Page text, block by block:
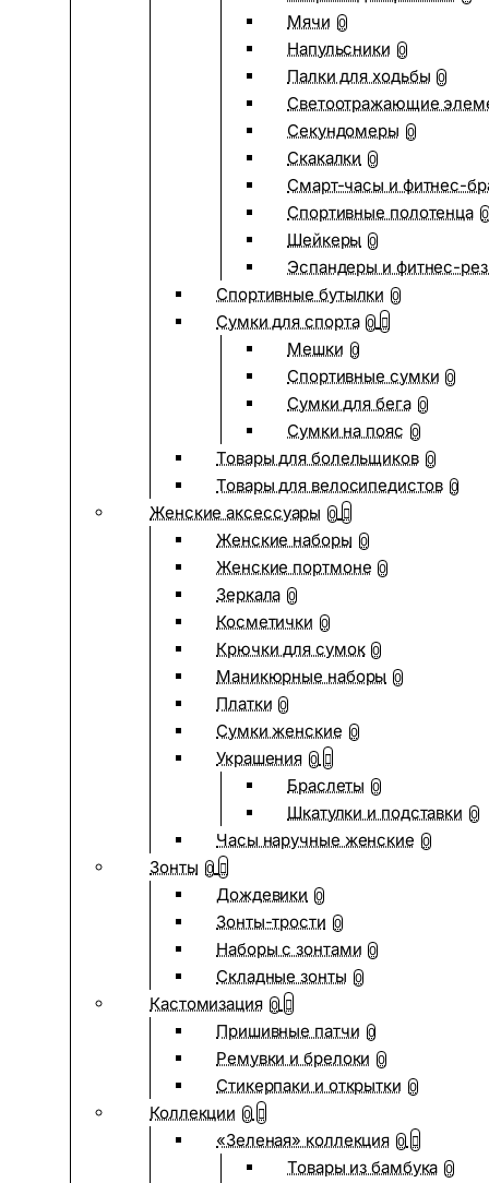
Мячи 0
Напульсники 0
Палки для ходьбы 0
Светоотражающие
Секундомеры 0
Скакалки 0
Смарт-часы и фитнес-
Спортивные полотенца 0
Шейкеры 0
Эспандеры и фитнес-
Спортивные бутылки 0
Сумки для спорта 0
Мешки 0
Спортивные сумки 0
Сумки для бега 0
Сумки на пояс 0
Товары для болельщиков 0
Товары для велосипедистов 0
Женские аксессуары 0
Женские наборы 0
Женские портмоне 0
Зеркала 0
Косметички 0
Крючки для сумок 0
Маникюрные наборы 0
Платки 0
Сумки женские 0
Украшения 0
Браслеты 0
Шкатулки и подставки 0
Часы наручные женские 0
Зонты 0
Дождевики 0
Зонты-трости 0
Наборы с зонтами 0
Складные зонты 0
Кастомизация 0
Пришивные патчи 0
Ремувки и брелоки 0
Стикерпаки и открытки 0
Коллекции 0
«Зеленая» коллекция 0
Товары из бамбука 0